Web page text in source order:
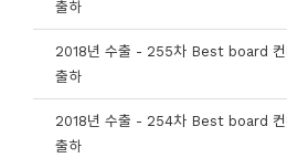
출하
2018년 수출 - 255차 Best board 컨
출하
2018년 수출 - 254차 Best board 컨
출하